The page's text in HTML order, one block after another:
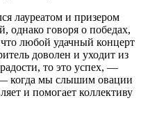
лауреатом и призером
однако говоря о победах,
любой удачный концерт
доволен и уходит из
то это успех, —
когда мы слышим овации
и помогает коллективу